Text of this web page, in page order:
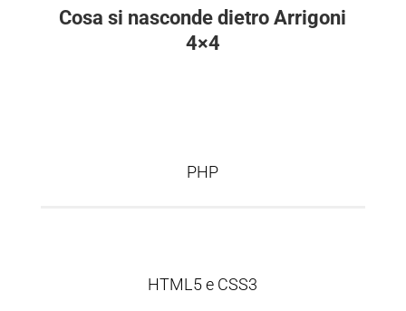
Cosa si nasconde dietro Arrigoni
4×4
PHP
HTML5 e CSS3